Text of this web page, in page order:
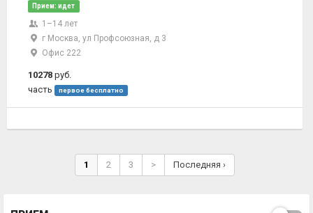
Прием: идет
1–14 лет
г Москва, ул Профсоюзная, д 3
Офис 222
10278 руб.
часть
первое бесплатно
1 2 3 > Последняя ›